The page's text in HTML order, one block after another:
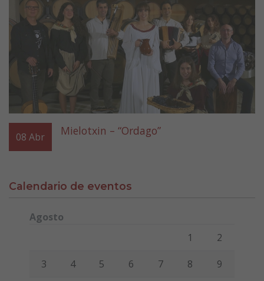
08 Abr Mielotxin – “Ordago”
Calendario de eventos
Agosto
Viernes Sábado
1 2
3 4 5 6 7 8 9